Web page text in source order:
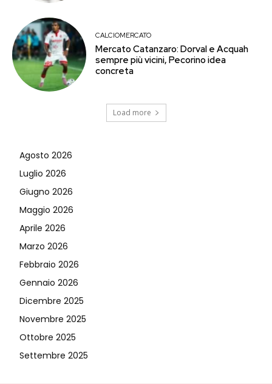
CALCIOMERCATO
Mercato Catanzaro: Dorval e Acquah
sempre più vicini, Pecorino idea
concreta
Load more
Agosto 2026
Luglio 2026
Giugno 2026
Maggio 2026
Aprile 2026
Marzo 2026
Febbraio 2026
Gennaio 2026
Dicembre 2025
Novembre 2025
Ottobre 2025
Settembre 2025